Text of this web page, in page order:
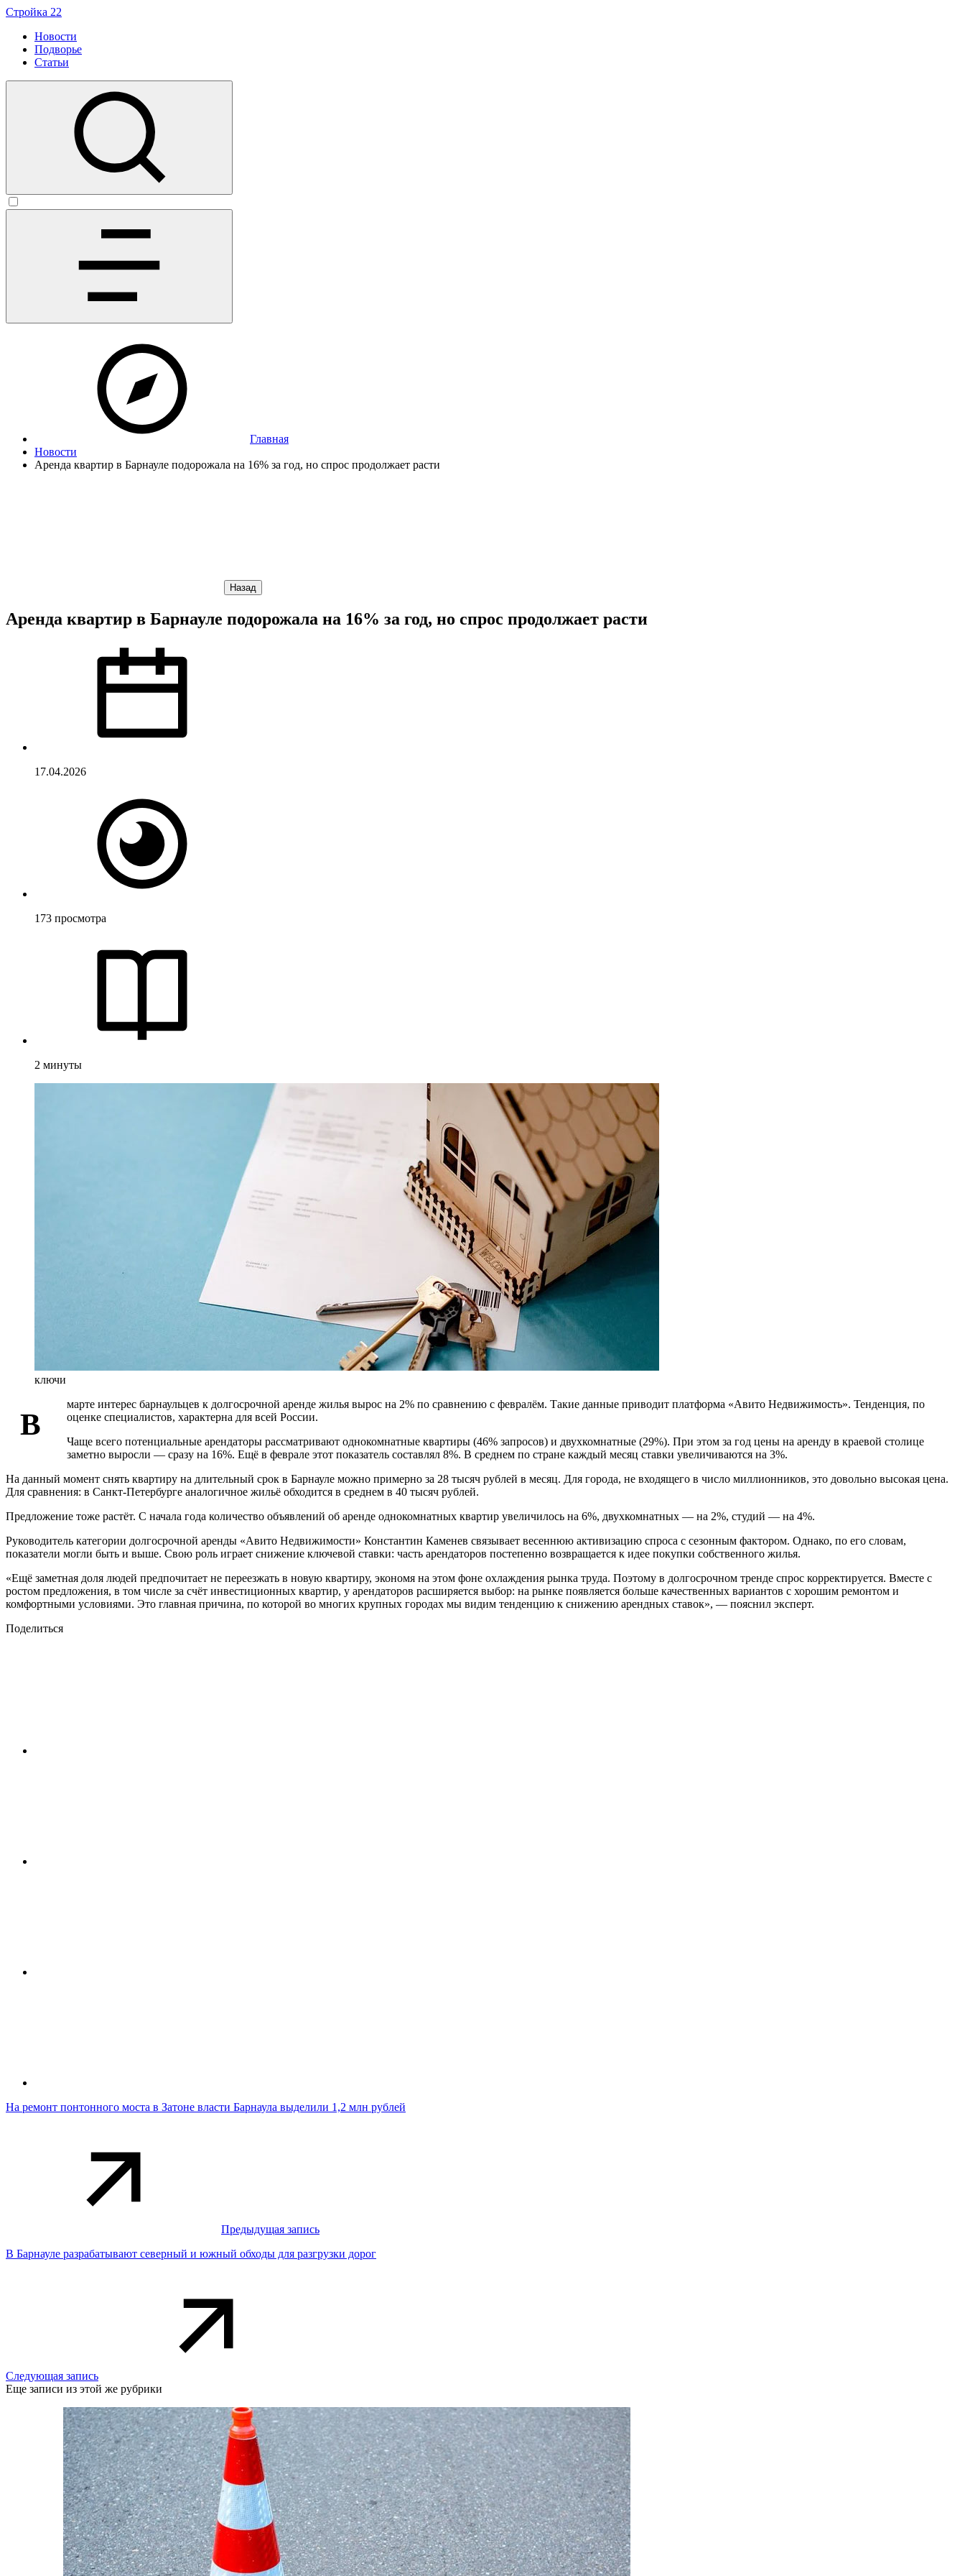
Стройка 22
Новости
Подворье
Статьи
Главная
Новости
Аренда квартир в Барнауле подорожала на 16% за год, но спрос продолжает расти
Назад
Аренда квартир в Барнауле подорожала на 16% за год, но спрос продолжает расти
17.04.2026
173 просмотра
2 минуты
ключи
В
марте интерес барнаульцев к долгосрочной аренде жилья вырос на 2% по сравнению с февралём. Такие данные приводит платформа «Авито Недвижимость». Тенденция, по
оценке специалистов, характерна для всей России.
Чаще всего потенциальные арендаторы рассматривают однокомнатные квартиры (46% запросов) и двухкомнатные (29%). При этом за год цены на аренду в краевой столице
заметно выросли — сразу на 16%. Ещё в феврале этот показатель составлял 8%. В среднем по стране каждый месяц ставки увеличиваются на 3%.
На данный момент снять квартиру на длительный срок в Барнауле можно примерно за 28 тысяч рублей в месяц. Для города, не входящего в число миллионников, это довольно высокая цена.
Для сравнения: в Санкт-Петербурге аналогичное жильё обходится в среднем в 40 тысяч рублей.
Предложение тоже растёт. С начала года количество объявлений об аренде однокомнатных квартир увеличилось на 6%, двухкомнатных — на 2%, студий — на 4%.
Руководитель категории долгосрочной аренды «Авито Недвижимости» Константин Каменев связывает весеннюю активизацию спроса с сезонным фактором. Однако, по его словам,
показатели могли быть и выше. Свою роль играет снижение ключевой ставки: часть арендаторов постепенно возвращается к идее покупки собственного жилья.
«Ещё заметная доля людей предпочитает не переезжать в новую квартиру, экономя на этом фоне охлаждения рынка труда. Поэтому в долгосрочном тренде спрос корректируется. Вместе с
ростом предложения, в том числе за счёт инвестиционных квартир, у арендаторов расширяется выбор: на рынке появляется больше качественных вариантов с хорошим ремонтом и
комфортными условиями. Это главная причина, по которой во многих крупных городах мы видим тенденцию к снижению арендных ставок», — пояснил эксперт.
Поделиться
На ремонт понтонного моста в Затоне власти Барнаула выделили 1,2 млн рублей
Предыдущая запись
В Барнауле разрабатывают северный и южный обходы для разгрузки дорог
Следующая запись
Еще записи из этой же рубрики